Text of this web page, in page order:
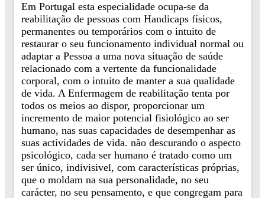
Em Portugal esta especialidade ocupa-se da
reabilitação de pessoas com Handicaps físicos,
permanentes ou temporários com o intuito de
restaurar o seu funcionamento individual normal ou
adaptar a Pessoa a uma nova situação de saúde
relacionado com a vertente da funcionalidade
corporal, com o intuito de manter a sua qualidade
de vida. A Enfermagem de reabilitação tenta por
todos os meios ao dispor, proporcionar um
incremento de maior potencial fisiológico ao ser
humano, nas suas capacidades de desempenhar as
suas actividades de vida. não descurando o aspecto
psicológico, cada ser humano é tratado como um
ser único, indivisivel, com características próprias,
que o moldam na sua personalidade, no seu
carácter, no seu pensamento, e que congregam para